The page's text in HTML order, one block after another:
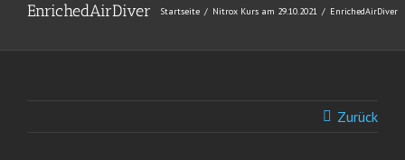
EnrichedAirDiver Startseite Nitrox Kurs am 29.10.2021 EnrichedAirDiver
Zurück